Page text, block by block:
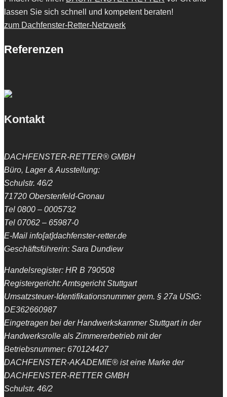
lassen Sie sich schnell und kompetent beraten!
zum Dachfenster-Retter-Netzwerk
Referenzen
Kontakt
DACHFENSTER-RETTER® GMBH
Büro, Lager & Ausstellung:
Schulstr. 46/2
71720 Oberstenfeld-Gronau
Tel 0800 – 0005732
Tel 07062 – 65987-0
E-Mail info[at]dachfenster-retter.de
Geschäftsführerin: Sara Dundiew
Handelsregister: HR B 790508
Registergericht: Amtsgericht Stuttgart
Umsatzsteuer-Identifikationsnummer gem. § 27a UStG:
DE362660987
Eingetragen bei der Handwerkskammer Stuttgart in der
Handwerksrolle als Zimmererbetrieb mit der
Betriebsnummer: 670124427
DACHFENSTER-AKADEMIE® ist eine Marke der
DACHFENSTER-RETTER GMBH
Schulstr. 46/2